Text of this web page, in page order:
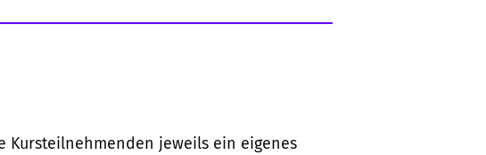
Kursteilnehmenden jeweils ein eigenes